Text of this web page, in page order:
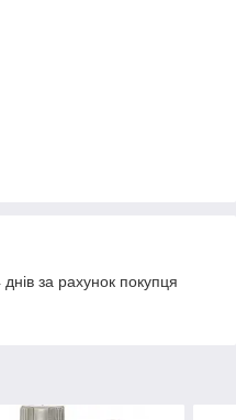
за рахунок покупця